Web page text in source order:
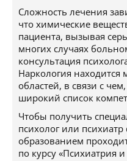
Сложность лечения
что химические
пациента, вызывая
многих случаях
консультация
Наркология
областей, в связи с
широкий список
Чтобы получить
психолог или
образованием
по курсу «Психиатрия